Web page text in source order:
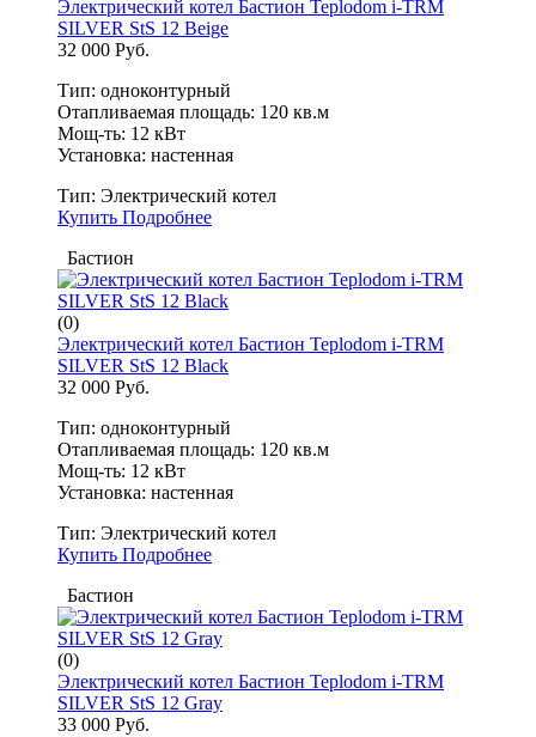
Электрический котел Бастион Teplodom i-TRM
SILVER StS 12 Beige
32 000 Руб.
Тип: одноконтурный
Отапливаемая площадь: 120 кв.м
Мощ-ть: 12 кВт
Установка: настенная
Тип: Электрический котел
Купить Подробнее
Бастион
(0)
Электрический котел Бастион Teplodom i-TRM
SILVER StS 12 Black
32 000 Руб.
Тип: одноконтурный
Отапливаемая площадь: 120 кв.м
Мощ-ть: 12 кВт
Установка: настенная
Тип: Электрический котел
Купить Подробнее
Бастион
(0)
Электрический котел Бастион Teplodom i-TRM
SILVER StS 12 Gray
33 000 Руб.